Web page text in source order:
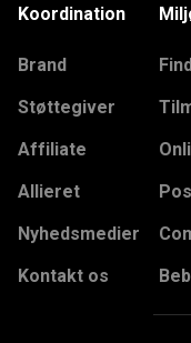
Koordination
Brand
Støttegiver
Affiliate
Allieret
Nyhedsmedier
Kontakt os